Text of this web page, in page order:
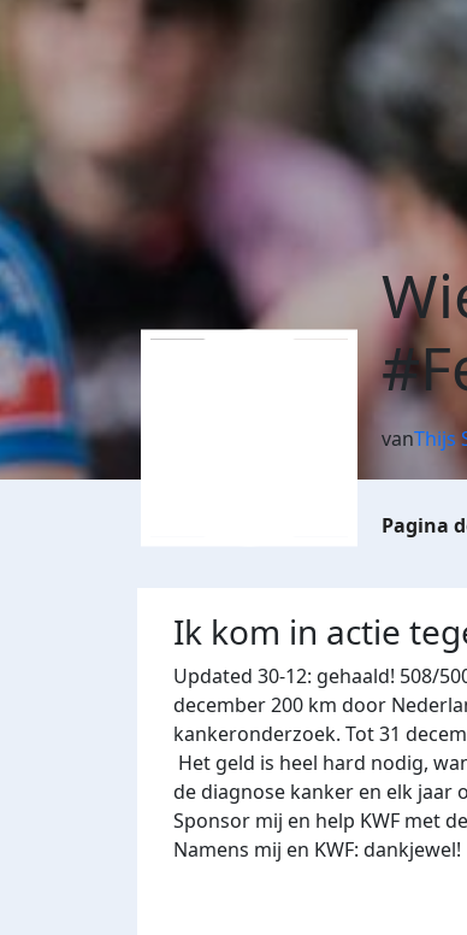
vanThijs
Ik kom in actie
Updated 30-12: gehaald!
december 200 km door
kankeronderzoek. Tot 31
Het geld is heel hard nodig,
de diagnose kanker en elk jaar
Sponsor mij en help KWF met
Namens mij en KWF: dankjewel!